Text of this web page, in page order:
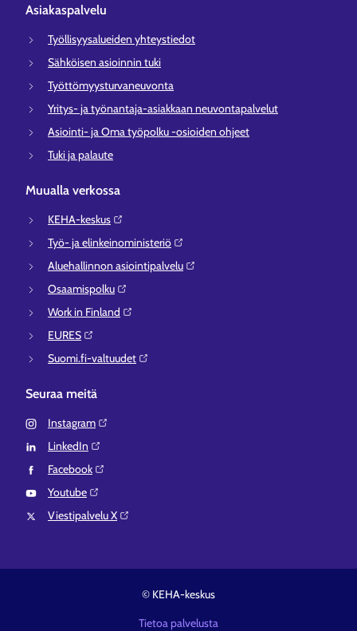
Asiakaspalvelu
Työllisyysalueiden yhteystiedot
Sähköisen asioinnin tuki
Työttömyysturvaneuvonta
Yritys- ja työnantaja-asiakkaan neuvontapalvelut
Asiointi- ja Oma työpolku -osioiden ohjeet
Tuki ja palaute
Muualla verkossa
KEHA-keskus⁠
Työ- ja elinkeinoministeriö⁠
Aluehallinnon asiointipalvelu⁠
Osaamispolku⁠
Work in Finland⁠
EURES⁠
Suomi.fi-valtuudet⁠
Seuraa meitä
Instagram⁠
LinkedIn⁠
Facebook⁠
Youtube⁠
Viestipalvelu X⁠
© KEHA-keskus
Tietoa palvelusta